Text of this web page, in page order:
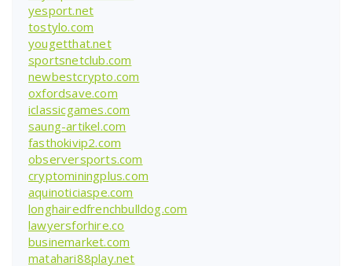
yesport.net
tostylo.com
yougetthat.net
sportsnetclub.com
newbestcrypto.com
oxfordsave.com
iclassicgames.com
saung-artikel.com
fasthokivip2.com
observersports.com
cryptominingplus.com
aquinoticiaspe.com
longhairedfrenchbulldog.com
lawyersforhire.co
businemarket.com
matahari88play.net